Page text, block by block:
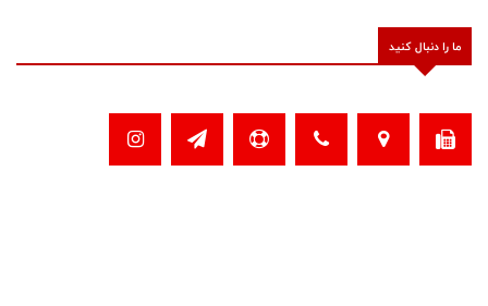
ما را دنبال کنید